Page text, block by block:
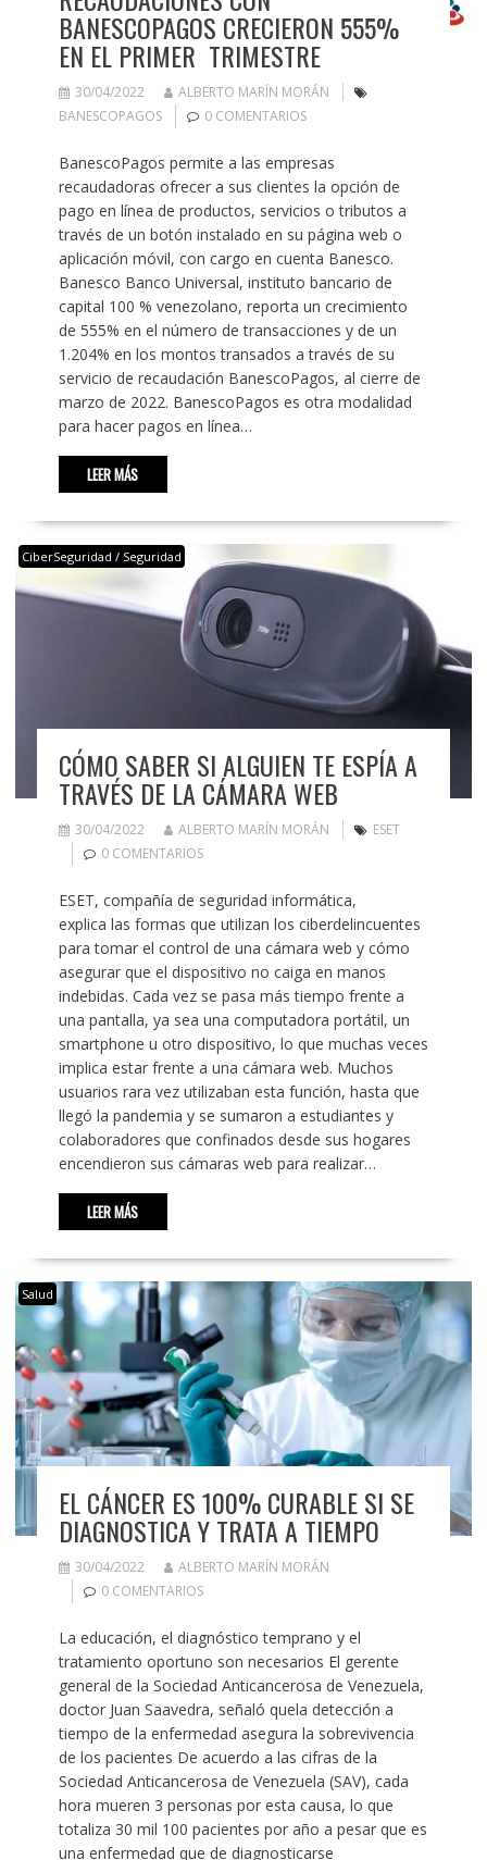
BANESCOPAGOS CRECIERON 555%
EN EL PRIMER TRIMESTRE
30/04/2022
ALBERTO MARÍN MORÁN
BANESCOPAGOS
0 COMENTARIOS
BanescoPagos permite a las empresas
recaudadoras ofrecer a sus clientes la opción de
pago en línea de productos, servicios o tributos a
través de un botón instalado en su página web o
aplicación móvil, con cargo en cuenta Banesco.
Banesco Banco Universal, instituto bancario de
capital 100 % venezolano, reporta un crecimiento
de 555% en el número de transacciones y de un
1.204% en los montos transados a través de su
servicio de recaudación BanescoPagos, al cierre de
marzo de 2022. BanescoPagos es otra modalidad
para hacer pagos en línea…
LEER MÁS
CiberSeguridad / Seguridad
CÓMO SABER SI ALGUIEN TE ESPÍA A
TRAVÉS DE LA CÁMARA WEB
30/04/2022 ALBERTO MARÍN MORÁN
ESET
0 COMENTARIOS
ESET, compañía de seguridad informática,
explica las formas que utilizan los ciberdelincuentes
para tomar el control de una cámara web y cómo
asegurar que el dispositivo no caiga en manos
indebidas. Cada vez se pasa más tiempo frente a
una pantalla, ya sea una computadora portátil, un
smartphone u otro dispositivo, lo que muchas veces
implica estar frente a una cámara web. Muchos
usuarios rara vez utilizaban esta función, hasta que
llegó la pandemia y se sumaron a estudiantes y
colaboradores que confinados desde sus hogares
encendieron sus cámaras web para realizar…
LEER MÁS
Salud
EL CÁNCER ES 100% CURABLE SI SE
DIAGNOSTICA Y TRATA A TIEMPO
30/04/2022
ALBERTO MARÍN MORÁN
0 COMENTARIOS
La educación, el diagnóstico temprano y el
tratamiento oportuno son necesarios El gerente
general de la Sociedad Anticancerosa de Venezuela,
doctor Juan Saavedra, señaló quela detección a
tiempo de la enfermedad asegura la sobrevivencia
de los pacientes De acuerdo a las cifras de la
Sociedad Anticancerosa de Venezuela (SAV), cada
hora mueren 3 personas por esta causa, lo que
totaliza 30 mil 100 pacientes por año a pesar que es
una enfermedad que de diagnosticarse